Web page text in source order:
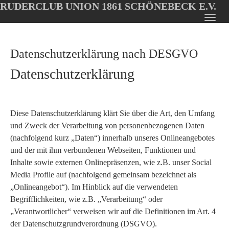
Oops, an error occurred! Code: 20260805053321c92a1b52
main
RUDERCLUB UNION 1861 SCHÖNEBECK E.V.
Datenschutzerklärung nach DESGVO
Datenschutzerklärung
Diese Datenschutzerklärung klärt Sie über die Art, den Umfang
und Zweck der Verarbeitung von personenbezogenen Daten
(nachfolgend kurz „Daten“) innerhalb unseres Onlineangebotes
und der mit ihm verbundenen Webseiten, Funktionen und
Inhalte sowie externen Onlinepräsenzen, wie z.B. unser Social
Media Profile auf (nachfolgend gemeinsam bezeichnet als
„Onlineangebot“). Im Hinblick auf die verwendeten
Begrifflichkeiten, wie z.B. „Verarbeitung“ oder
„Verantwortlicher“ verweisen wir auf die Definitionen im Art. 4
der Datenschutzgrundverordnung (DSGVO).